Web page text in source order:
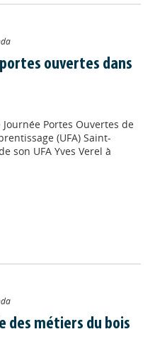
portes ouvertes dans
Journée Portes Ouvertes de
(UFA) Saint-
son UFA Yves Verel à
des métiers du bois